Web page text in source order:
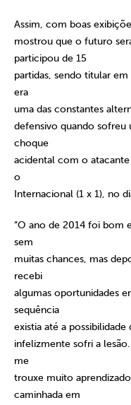
Assim, com boas
mostrou que o futuro
participou de 15
partidas, sendo titular
era
uma das constantes
defensivo quando sofreu
choque
acidental com o
o
Internacional (1 x 1), no
“O ano de 2014 foi bom
sem
muitas chances, mas
recebi
algumas oportunidades
sequência
existia até a
infelizmente sofri a
me
trouxe muito
caminhada em